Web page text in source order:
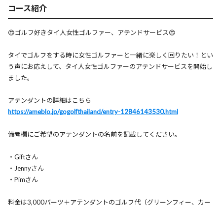
コース紹介
😍ゴルフ好きタイ人女性ゴルファー、アテンドサービス😍
タイでゴルフをする時に女性ゴルファーと一緒に楽しく回りたい！とい
う声にお応えして、タイ人女性ゴルファーのアテンドサービスを開始し
ました。
アテンダントの詳細はこちら
https://ameblo.jp/gogolfthailand/entry-12846143530.html
備考欄にご希望のアテンダントの名前を記載してください。
・Giftさん
・Jennyさん
・Pimさん
料金は3,000バーツ＋アテンダントのゴルフ代（グリーンフィー、カー